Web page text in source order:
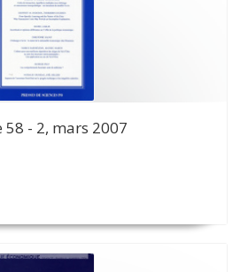
58 - 2, mars 2007